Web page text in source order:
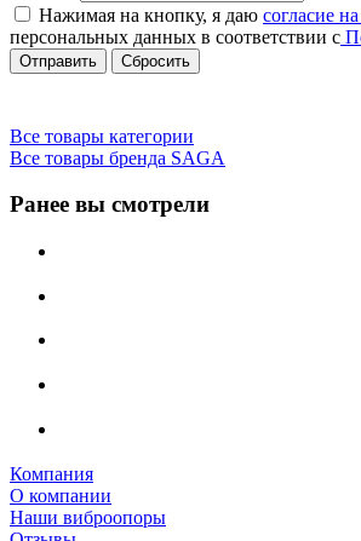
Нажимая на кнопку, я даю согласие
персональных данных в соответствии с
Сбросить
Все товары категории
Все товары бренда SAGA
Ранее вы смотрели
Компания
О компании
Наши виброопоры